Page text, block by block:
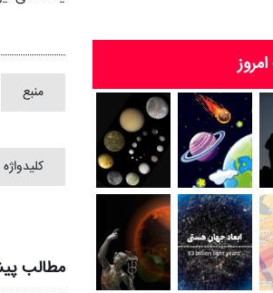
منبع
کلیدواژه
مطالب